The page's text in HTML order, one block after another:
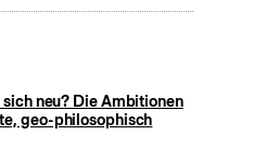
neu? Die Ambitionen
geo-philosophisch